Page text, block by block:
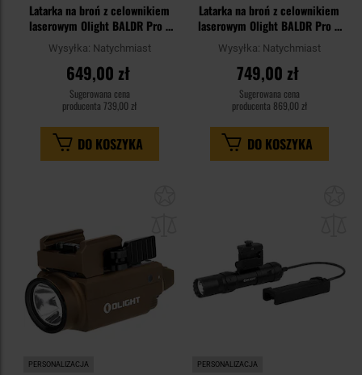
Latarka na broń z celownikiem
laserowym Olight BALDR Pro -
1350 lumenów, Green Laser
Wysyłka: Natychmiast
649,00 zł
Sugerowana cena
producenta 739,00 zł
DO KOSZYKA
Latarka na broń z celownikiem
laserowym Olight BALDR Pro R
Desert Tan - 1350 lumenów,
Green Laser
Wysyłka: Natychmiast
749,00 zł
Sugerowana cena
producenta 869,00 zł
DO KOSZYKA
PERSONALIZACJA PERSONALIZACJA